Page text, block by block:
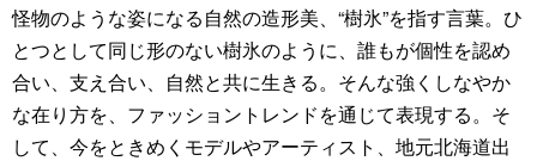
怪物のような姿になる自然の造形美、“樹氷”を指す言葉。ひ
とつとして同じ形のない樹氷のように、誰もが個性を認め
合い、支え合い、自然と共に生きる。そんな強くしなやか
な在り方を、ファッショントレンドを通じて表現する。そ
して、今をときめくモデルやアーティスト、地元北海道出